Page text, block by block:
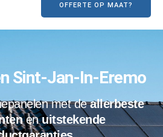
OFFERTE OP MAAT?
Sint-Jan-In-Eremo
met deallerbeste
enuitstekende